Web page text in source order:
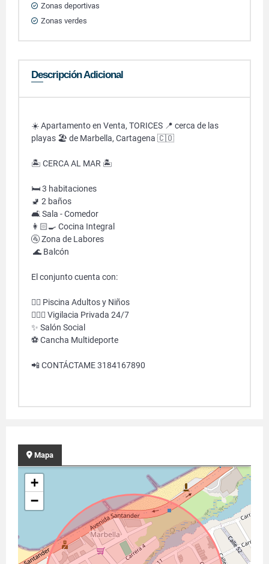
Zonas deportivas
Zonas verdes
Descripción Adicional
☀️ Apartamento en Venta, TORICES 📍 cerca de las
playas 🏖️ de Marbella, Cartagena 🇨🇴
🏝️ CERCA AL MAR 🏝️
🛏 3 habitaciones
🚽 2 baños
🛋 Sala - Comedor
👩🏻‍🍳 Cocina Integral
🚰 Zona de Labores
🌊 Balcón
El conjunto cuenta con:
🏊‍♀️ Piscina Adultos y Niños
👮🏻‍♀️ Vigilacia Privada 24/7
✨ Salón Social
⚽️ Cancha Multideporte
📲 CONTÁCTAME 3184167890
Mapa
+
−